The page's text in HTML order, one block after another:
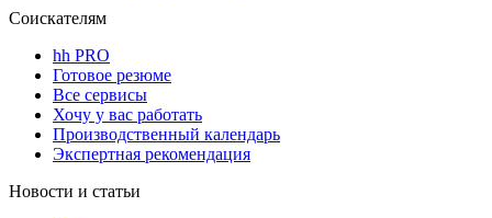
Соискателям
hh PRO
Готовое резюме
Все сервисы
Хочу у вас работать
Производственный календарь
Экспертная рекомендация
Новости и статьи